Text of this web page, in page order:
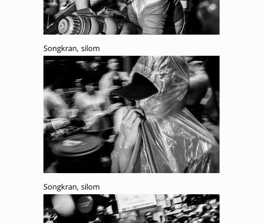
Songkran, silom
Songkran, silom